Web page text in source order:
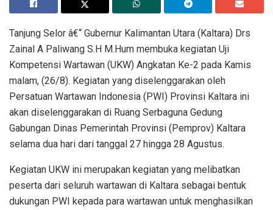
Tanjung Selor â€“ Gubernur Kalimantan Utara (Kaltara) Drs
Zainal A Paliwang S.H M.Hum membuka kegiatan Uji
Kompetensi Wartawan (UKW) Angkatan Ke-2 pada Kamis
malam, (26/8). Kegiatan yang diselenggarakan oleh
Persatuan Wartawan Indonesia (PWI) Provinsi Kaltara ini
akan diselenggarakan di Ruang Serbaguna Gedung
Gabungan Dinas Pemerintah Provinsi (Pemprov) Kaltara
selama dua hari dari tanggal 27 hingga 28 Agustus.
Kegiatan UKW ini merupakan kegiatan yang melibatkan
peserta dari seluruh wartawan di Kaltara sebagai bentuk
dukungan PWI kepada para wartawan untuk menghasilkan